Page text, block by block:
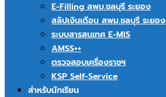
E-Filling สพม.ชลบุรี ระยอง
สลิปเงินเดือน สพม.ชลบุรี ระยอง
ระบบสารสนเทศ E-MIS
AMSS++
ตรวจสอบเครื่องราชฯ
KSP Self-Service
สำหรับนักเรียน